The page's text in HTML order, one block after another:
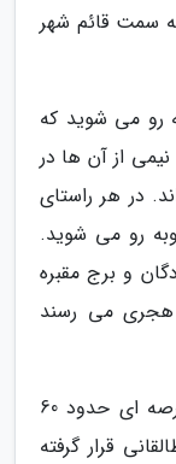
سمت قائم شهر
رو می شوید که
از آن ها در
در هر راستای
رو می شوید.
و برج مقبره
هایی که به سلسله مرعشیان و قرن 9 هجری می رسند
بافت قدیم قائم شهر بسیار زیباست و عرصه ای حدود 60
قرار گرفته